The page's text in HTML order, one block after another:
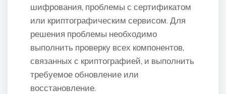
шифрования, проблемы с сертификатом
или криптографическим сервисом. Для
решения проблемы необходимо
выполнить проверку всех компонентов,
связанных с криптографией, и выполнить
требуемое обновление или
восстановление.